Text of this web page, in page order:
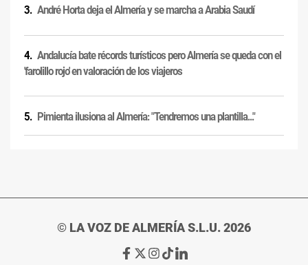
André Horta deja el Almería y se marcha a Arabia Saudí
Andalucía bate récords turísticos pero Almería se queda con el
'farolillo rojo' en valoración de los viajeros
Pimienta ilusiona al Almería: "Tendremos una plantilla..."
© LA VOZ DE ALMERÍA S.L.U. 2026
Ir
Ir
Ir Ir Ir